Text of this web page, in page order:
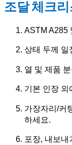
조달 체크
ASTM A285
상태 두께 일
열 및 제품
기본 인장 외
가장자리/커
하세요.
포장, 내보